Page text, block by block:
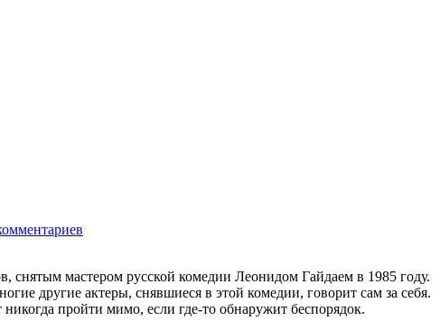
снятым мастером русской комедии Леонидом Гайдаем в 1985 году.
другие актеры, снявшиеся в этой комедии, говорит сам за себя.
пройти мимо, если где-то обнаружит беспорядок.